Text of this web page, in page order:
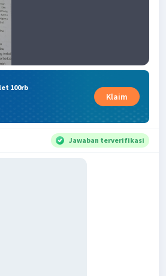
100rb
Klaim
Jawaban terverifikasi